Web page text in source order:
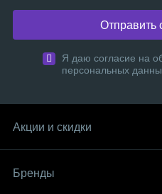
Отправить
Я даю согласие на
персональных
Акции и скидки
Бренды